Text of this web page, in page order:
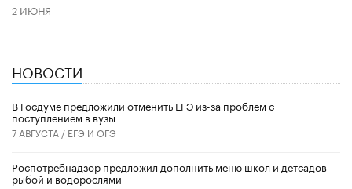
2 ИЮНЯ
НОВОСТИ
В Госдуме предложили отменить ЕГЭ из-за проблем с
поступлением в вузы
7 АВГУСТА / ЕГЭ И ОГЭ
Роспотребнадзор предложил дополнить меню школ и детсадов
рыбой и водорослями